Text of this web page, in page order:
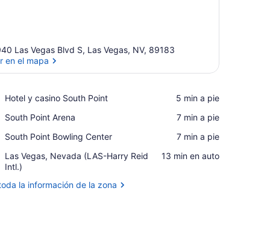
Las Vegas Blvd S, Las Vegas, NV, 89183
en el mapa
Hotel y casino South Point
Place,
y
South
Point
‪5 min a pie‬
South Point Arena
Place,
Point
‪7 min a pie‬
South Point Bowling Center
Place,
Point
Bowling
Center
‪7 min a pie‬
Las Vegas, Nevada (LAS-Harry Reid
Intl.)
Airport,
Las
Nevada
‪13 min en auto‬
la información de la zona